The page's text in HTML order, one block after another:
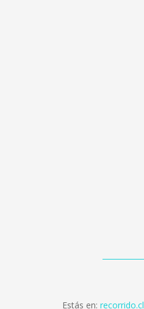
Estás en: recorrido.cl